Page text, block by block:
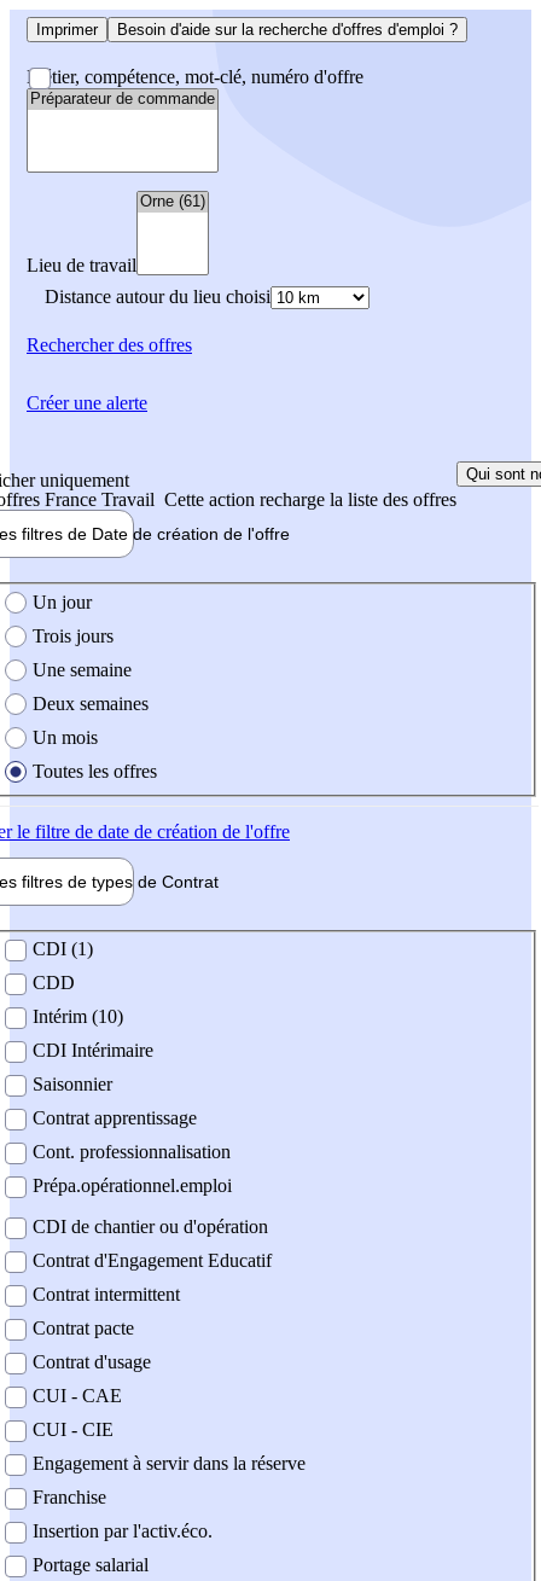
Imprimer Besoin d'aide sur la recherche d'offres d'emploi ?
Métier, compétence, mot-clé, numéro d'offre
Lieu de travail
Distance autour du lieu choisi
Rechercherdes offres
uniquement
France Travail Cette action recharge la liste des offres
Qui sont
filtres de Date de création de l'offre
création de l'offre
Un jour
Trois jours
Une semaine
Deux semaines
Un mois
Toutes les offres
le filtre de date de création de l'offre
filtres de types de Contrat
contrat
CDI (1)
CDD
Intérim (10)
CDI Intérimaire
Saisonnier
Contrat apprentissage
Cont. professionnalisation
Prépa.opérationnel.emploi
CDI de chantier ou d'opération
Contrat d'Engagement Educatif
Contrat intermittent
Contrat pacte
Contrat d'usage
CUI - CAE
CUI - CIE
Engagement à servir dans la réserve
Franchise
Insertion par l'activ.éco.
Portage salarial
Créer une alerte